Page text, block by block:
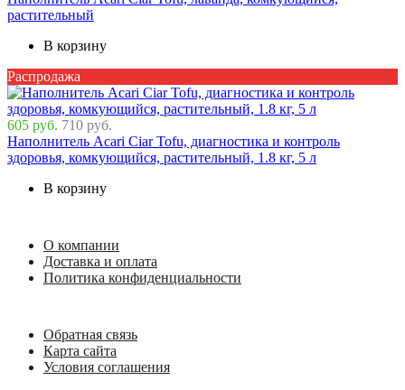
растительный
В корзину
Распродажа
605 руб. 710 руб.
Наполнитель Acari Ciar Tofu, диагностика и контроль
здоровья, комкующийся, растительный, 1.8 кг, 5 л
В корзину
О компании
Доставка и оплата
Политика конфиденциальности
Обратная связь
Карта сайта
Условия соглашения